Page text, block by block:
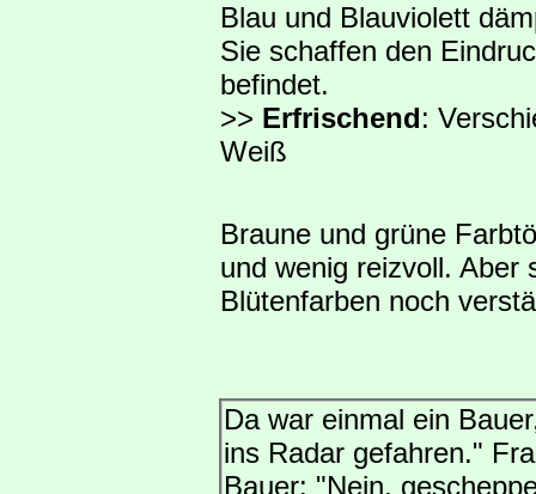
Blau und Blauviolett
Sie schaffen den
befindet.
>> Erfrischend:
Weiß
Braune und grüne
und wenig reizvoll. Aber
Blütenfarben noch
Da war einmal ein
ins Radar gefahren."
Bauer: "Nein,